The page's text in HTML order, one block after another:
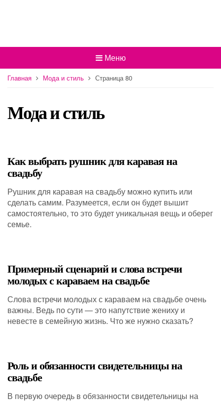
Меню
Главная Мода и стиль Страница 80
Мода и стиль
Как выбрать рушник для каравая на
свадьбу
Рушник для каравая на свадьбу можно купить или
сделать самим. Разумеется, если он будет вышит
самостоятельно, то это будет уникальная вещь и оберег
семье.
Примерный сценарий и слова встречи
молодых с караваем на свадьбе
Слова встречи молодых с караваем на свадьбе очень
важны. Ведь по сути — это напутствие жениху и
невесте в семейную жизнь. Что же нужно сказать?
Роль и обязанности свидетельницы на
свадьбе
В первую очередь в обязанности свидетельницы на